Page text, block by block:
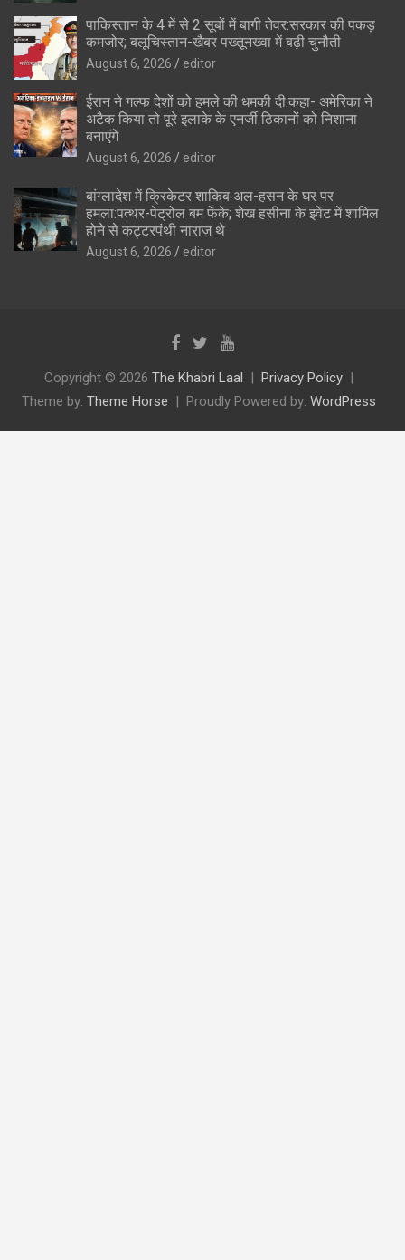
पाकिस्तान के 4 में से 2 सूबों में बागी तेवर:सरकार की पकड़
कमजोर; बलूचिस्तान-खैबर पख्तूनख्वा में बढ़ी चुनौती
August 6, 2026 editor
ईरान ने गल्फ देशों को हमले की धमकी दी:कहा- अमेरिका ने
अटैक किया तो पूरे इलाके के एनर्जी ठिकानों को निशाना
बनाएंगे
August 6, 2026 editor
बांग्लादेश में क्रिकेटर शाकिब अल-हसन के घर पर
हमला:पत्थर-पेट्रोल बम फेंके; शेख हसीना के इवेंट में शामिल
होने से कट्टरपंथी नाराज थे
August 6, 2026 editor
Copyright © 2026 The Khabri Laal
Privacy Policy
Theme by: Theme Horse Proudly Powered by: WordPress